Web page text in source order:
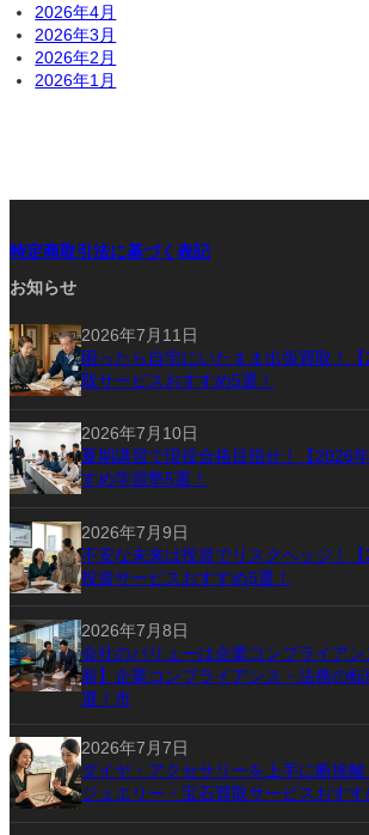
2026年4月
2026年3月
2026年2月
2026年1月
特定商取引法に基づく表記
お知らせ
2026年7月11日
困ったら自宅にいたまま出張買取！
取サービスおすすめ5選！
2026年7月10日
夏期講習で現役合格目指せ！【2026
すめ学習塾5選！
2026年7月9日
不安な未来は投資でリスクヘッジ！
投資サービスおすすめ5選！
2026年7月8日
会社のバリューは企業コンプライア
新】企業コンプライアンス・法務の
選！市
2026年7月7日
ダイヤ・アクセサリーを上手に断捨離
ジュエリー・宝石買取サービスおすす